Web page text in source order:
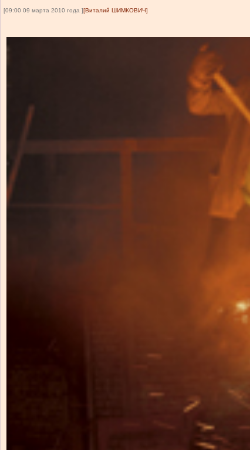
[09:00 09 марта 2010 года ][Виталий ШИМКОВИЧ]